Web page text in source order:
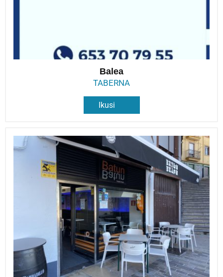
Balea
TABERNA
Ikusi